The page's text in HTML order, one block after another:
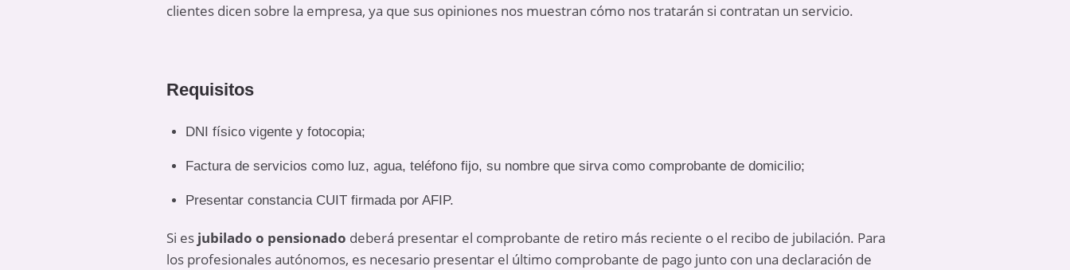
clientes dicen sobre la empresa, ya que sus opiniones nos muestran cómo nos tratarán si contratan un servicio.
Requisitos
DNI físico vigente y fotocopia;
Factura de servicios como luz, agua, teléfono fijo, su nombre que sirva como comprobante de domicilio;
Presentar constancia CUIT firmada por AFIP.
Si es jubilado o pensionado deberá presentar el comprobante de retiro más reciente o el recibo de jubilación. Para
los profesionales autónomos, es necesario presentar el último comprobante de pago junto con una declaración de